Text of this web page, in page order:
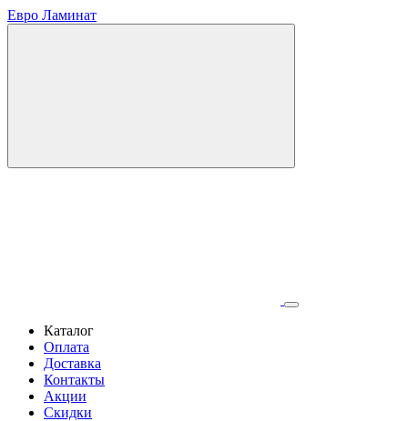
Евро Ламинат
Каталог
Оплата
Доставка
Контакты
Акции
Скидки